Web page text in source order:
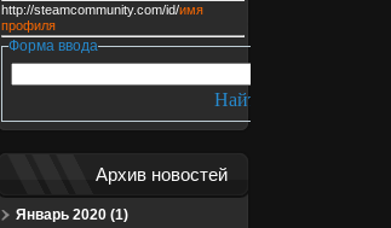
http://steamcommunity.com/id/имя
профиля
Форма ввода
Архив новостей
Январь 2020 (1)